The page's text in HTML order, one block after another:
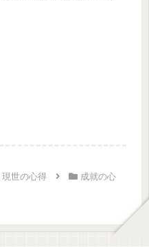
現世の心得
成就の心